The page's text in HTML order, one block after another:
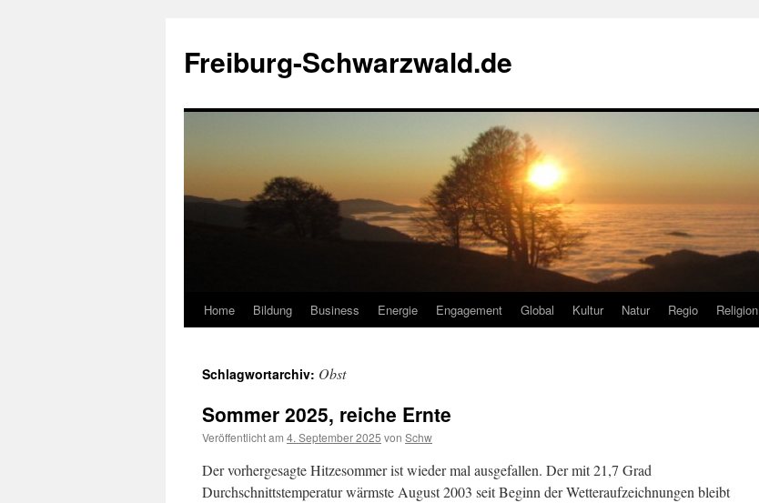
springen
Freiburg-Schwarzwald.de
Home Bildung Business Energie Engagement Global Kultur Natur Regio Religion
Schlagwortarchiv: Obst
Sommer 2025, reiche Ernte
Veröffentlicht am 4. September 2025 von Schw
Der vorhergesagte Hitzesommer ist wieder mal ausgefallen. Der mit 21,7 Grad
Durchschnittstemperatur wärmste August 2003 seit Beginn der Wetteraufzeichnungen bleibt